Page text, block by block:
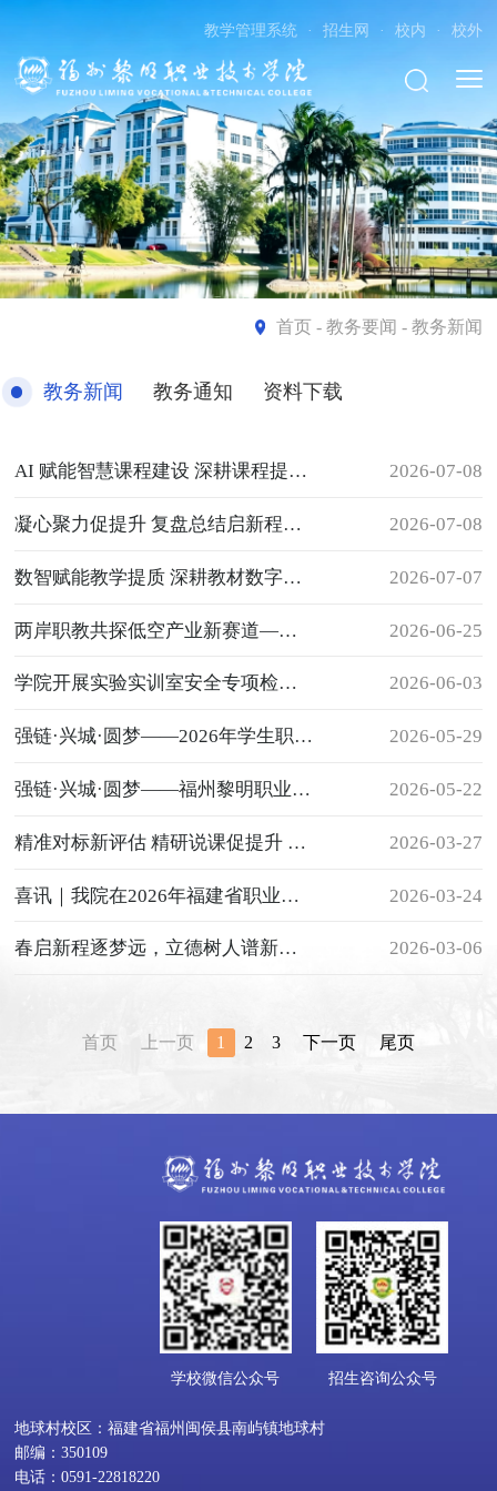
教学管理系统 · 招生网 · 校内 · 校外
首页- 教务要闻 - 教务新闻
教务新闻 教务通知 资料下载
AI 赋能智慧课程建设 深耕课程提质增效——我校特邀超星集团课程总监开展专题讲座 2026-07-08
凝心聚力促提升 复盘总结启新程——我院召开教学工作总结会议 2026-07-08
数智赋能教学提质 深耕教材数字建设——我校开展数字教材平台专项实操培训 2026-07-07
两岸职教共探低空产业新赛道——我院举办CAAC无人机操控专题交流讲座 2026-06-25
学院开展实验实训室安全专项检查 筑牢实践教学安全防线 2026-06-03
强链·兴城·圆梦——2026年学生职业技能竞赛闭幕仪式 2026-05-29
强链·兴城·圆梦——福州黎明职业技术学院2026年学生职业技能竞赛 2026-05-22
精准对标新评估 精研说课促提升 —— 我院举办高职办学能力评价说课专题辅导讲座 2026-03-27
喜讯｜我院在2026年福建省职业院校技能大赛中斩获佳绩 2026-03-24
春启新程逐梦远，立德树人谱新篇——我院开展2026年春季新学期“开学第一课”巡查工作 2026-03-06
首页 上一页 1 2 3 下一页 尾页
学校微信公众号 招生咨询公众号
地球村校区：福建省福州闽侯县南屿镇地球村
邮编：350109
电话：0591-22818220